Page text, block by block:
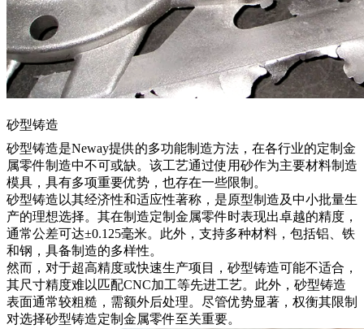
砂型铸造
砂型铸造是Neway提供的多功能制造方法，在各行业的定制金
属零件制造中不可或缺。该工艺通过使用砂作为主要材料制造
模具，具有多项重要优势，也存在一些限制。
砂型铸造以其经济性和适应性著称，是原型制造及中小批量生
产的理想选择。其在制造定制金属零件时表现出卓越的精度，
通常公差可达±0.125毫米。此外，支持多种材料，包括铝、铁
和钢，具备制造的多样性。
然而，对于超高精度或快速生产项目，砂型铸造可能不适合，
其尺寸精度难以匹配CNC加工等先进工艺。此外，砂型铸造
表面通常较粗糙，需额外后处理。尽管优势显著，权衡其限制
对选择砂型铸造定制金属零件至关重要。